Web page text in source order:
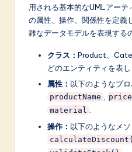
in
A
用される基本的なUMLアー
の属性、操作、関係性を定義
雑なデータモデルを表現する
クラス： Product、
どのエンティティを表し
属性： 以下のようなプ
productName price
material
操作： 以下のようなメソ